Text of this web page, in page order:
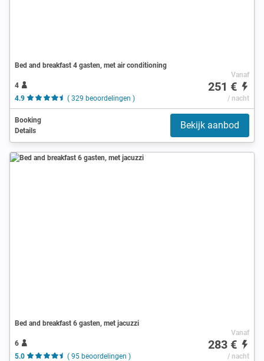
Bed and breakfast 4 gasten, met air conditioning
4
4.9
( 329 beoordelingen )
Vanaf
251 €
/ nacht
Booking
Details
Bekijk aanbod
Bed and breakfast 6 gasten, met jacuzzi
6
5.0
( 95 beoordelingen )
Vanaf
283 €
/ nacht